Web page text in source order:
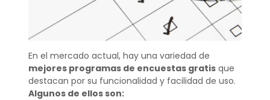
En el mercado actual, hay una variedad de
mejores programas de encuestas gratisque
destacan por su funcionalidad y facilidad de uso.
Algunos de ellos son: